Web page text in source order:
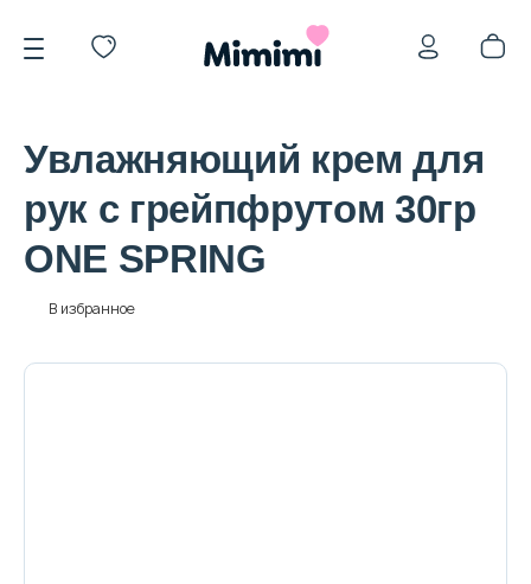
*OVERSTOCK -30%
Увлажняющий крем для
рук с грейпфрутом 30гр
ONE SPRING
В избранное